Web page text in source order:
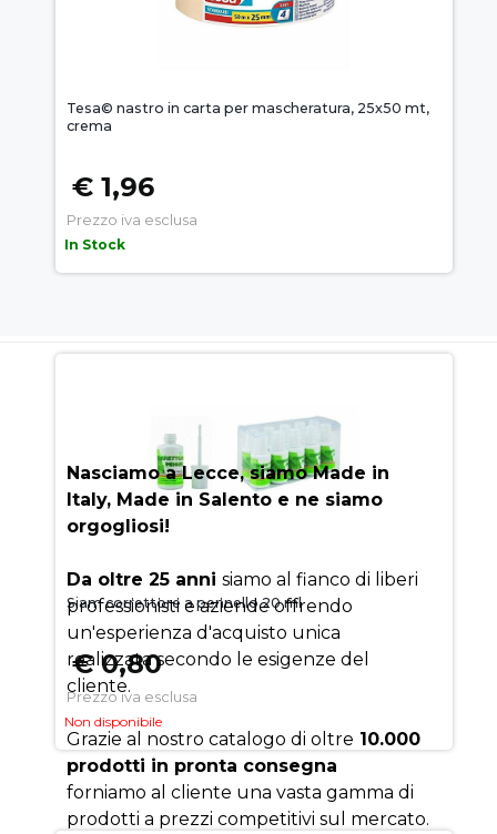
Tesa© nastro in carta per mascheratura, 25x50 mt,
crema
€ 1,96
Prezzo iva esclusa
In Stock
Siam correttore a pennello 20 ml
€ 0,80
Prezzo iva esclusa
Non disponibile
SUCCESSO
Nasciamo a Lecce, siamo Made in
Italy, Made in Salento e ne siamo
orgogliosi!
Da oltre 25 anni siamo al fianco di liberi
professionisti e aziende offrendo
un'esperienza d'acquisto unica
realizzata secondo le esigenze del
cliente.
Grazie al nostro catalogo di oltre 10.000
prodotti in pronta consegna
forniamo al cliente una vasta gamma di
prodotti a prezzi competitivi sul mercato.